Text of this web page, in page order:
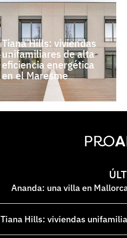
Tiana Hills: viviendas
unifamiliares de alta
eficiencia energética
en el Maresme
Ananda: una villa en
Tiana Hills: viviendas